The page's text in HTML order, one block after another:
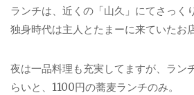
ランチは、近くの「山久」にてさっく
独身時代は主人とたまーに来ていたお店
夜は一品料理も充実してますが、ラン
らいと、1100円の蕎麦ランチのみ。